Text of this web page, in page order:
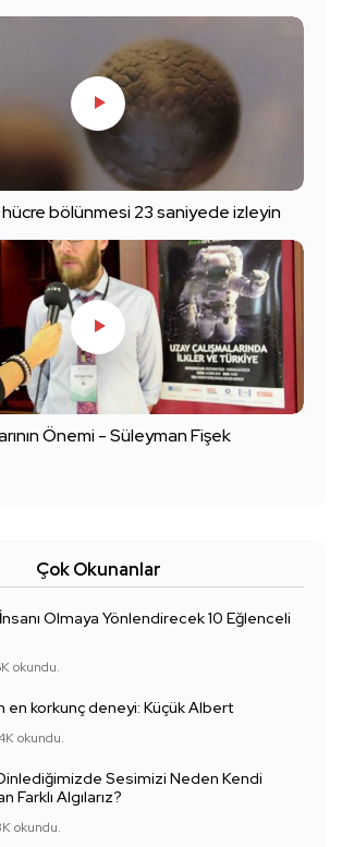
bölünmesi 23 saniyede izleyin
Önemi - Süleyman Fişek
Çok Okunanlar
Olmaya Yönlendirecek 10 Eğlenceli
okundu.
en korkunç deneyi: Küçük Albert
okundu.
Dinlediğimizde Sesimizi Neden Kendi
Farklı Algılarız?
okundu.